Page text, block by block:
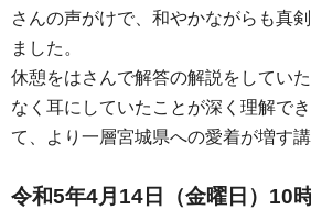
さんの声がけで、和やかながらも真
ました。
休憩をはさんで解答の解説をしてい
なく耳にしていたことが深く理解で
て、より一層宮城県への愛着が増す
令和5年4月14日（金曜日）